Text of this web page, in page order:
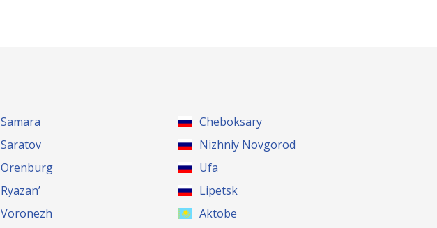
Samara
Cheboksary
Saratov
Nizhniy Novgorod
Orenburg
Ufa
Ryazan’
Lipetsk
Voronezh
Aktobe